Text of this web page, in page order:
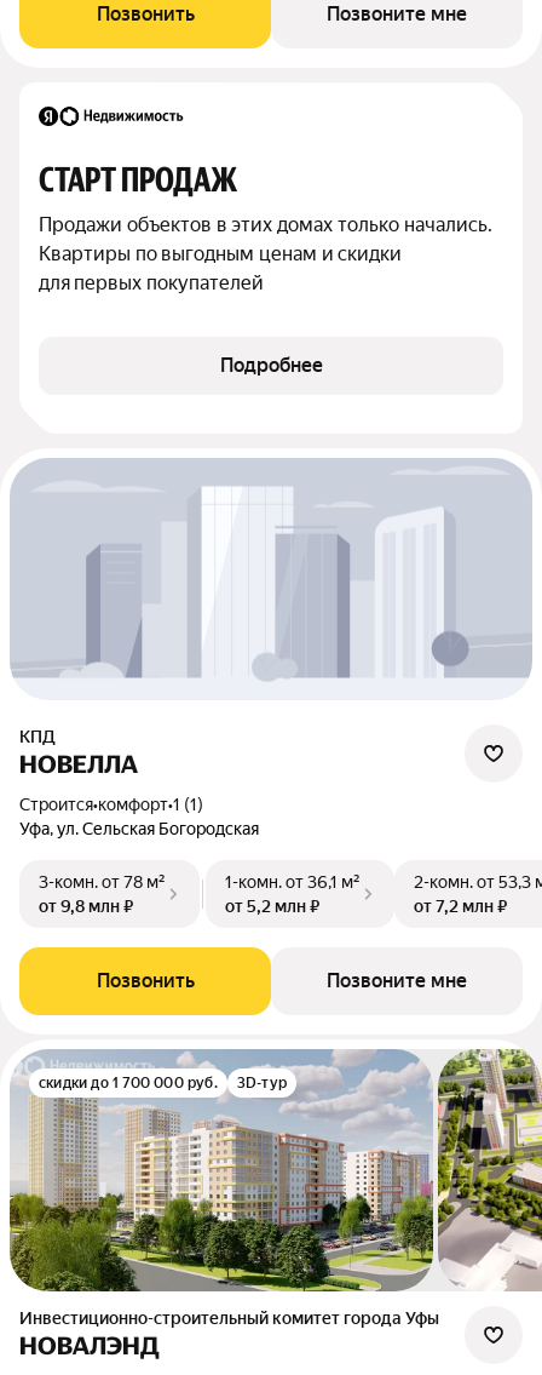
Позвонить Позвоните мне
СТАРТ ПРОДАЖ
Продажи объектов в этих домах только начались.
Квартиры по выгодным ценам и скидки
для первых покупателей
Подробнее
КПД
НОВЕЛЛА
Строится•комфорт•1 (1)
Уфа, ул. Сельская Богородская
3-комн.от 78 м²
от 9,8 млн ₽
1-комн.от 36,1 м²
от 5,2 млн ₽
2-комн.от 53,3
от 7,2 млн ₽
Позвонить Позвоните мне
скидки до 1 700 000 руб. 3D-тур
Инвестиционно-строительный комитет города Уфы
НОВАЛЭНД